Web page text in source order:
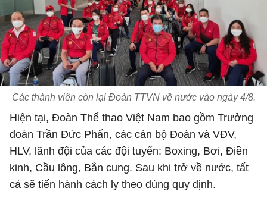
Các thành viên còn lại Đoàn TTVN về nước vào ngày 4/8.
Hiện tại, Đoàn Thể thao Việt Nam bao gồm Trưởng
đoàn Trần Đức Phấn, các cán bộ Đoàn và VĐV,
HLV, lãnh đội của các đội tuyển: Boxing, Bơi, Điền
kinh, Cầu lông, Bắn cung. Sau khi trở về nước, tất
cả sẽ tiến hành cách ly theo đúng quy định.